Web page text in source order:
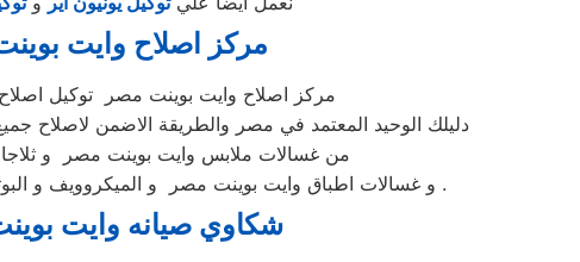
مركز اصلاح وايت
مركز اصلاح وايت بوينت مصر توكيل
دليلك الوحيد المعتمد في مصر والطريقة الاضمن لاصلاح
من غسالات ملابس وايت بوينت مصر و
و غسالات اطباق وايت بوينت مصر و الميكروويف و البوتجازات و الديب فريزر المبردات .
شكاوي صيانه وايت